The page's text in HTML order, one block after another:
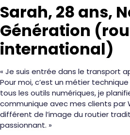
Sarah, 28 ans,
Génération
international)
« Je suis entrée dans le transport
Pour moi, c’est un métier
tous les outils numériques, je
communique avec mes clients par
différent de l’image du routier
passionnant. »